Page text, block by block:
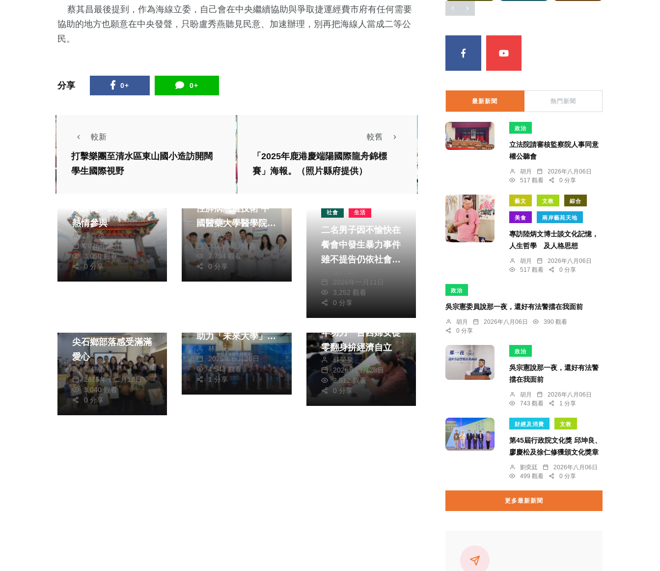
蔡其昌最後提到，作為海線立委，自己會在中央繼續協助與爭取捷運經費市府有任何需要
協助的地方也願意在中央發聲，只盼盧秀燕聽見民意、加速辦理，別再把海線人當成二等公
民。
分享 0+ 0+
較新
打擊樂團至清水區東山國小造訪開闊
學生國際視野
較舊
「2025年鹿港慶端陽國際龍舟錦標
賽」海報。（照片縣府提供）
生活 藝文
鬧踩街 26支隊伍
熱情參與
季從茂
2026年三月01日
3,050 觀看
0 分享
文教
開發出預測慢性阻塞
性肺病關鍵技術 中
國醫藥大學醫學院王
志堯教授帶領跨校院
科研團隊榮獲今年科
技部「2023未來科
技獎」殊榮
林獻元
2023年九月22日
7,794 觀看
0 分享
社會 生活
二名男子因不愉快在
餐會中發生暴力事件
雖不提告仍依社會秩
2026年一月11日
3,252 觀看
0 分享
尖石鄉部落感受滿滿
愛心
鄭銘德
2025年十二月12日
3,040 觀看
0 分享
助力「未來大學」共
創新里程碑
林獻元
2025年一月26日
4,543 觀看
1 分享
生活
林國基返鄉傳授40
年功力 台西婦女從
零翻身拚經濟自立
蘇榮泉
2026年四月26日
2,512 觀看
0 分享
最新新聞 熱門新聞
政治
立法院請審核監察院人事同意
權公聽會
胡月
2026年八月06日
517 觀看
0 分享
藝文 文教 綜合
美食 兩岸藝苑天地
專訪陸炳文博士談文化記憶，
人生哲學 及人格思想
胡月
2026年八月06日
517 觀看
0 分享
政治
吳宗憲委員說那一夜，還好有法警擋在我面前
胡月 2026年八月06日
390 觀看
0 分享
政治
吳宗憲說那一夜，還好有法警
擋在我面前
胡月
2026年八月06日
743 觀看
1 分享
財經及消費 文教
第45屆行政院文化獎 邱坤良、
廖慶松及徐仁修獲頒文化獎章
劉奕廷
2026年八月06日
499 觀看
0 分享
更多最新新聞